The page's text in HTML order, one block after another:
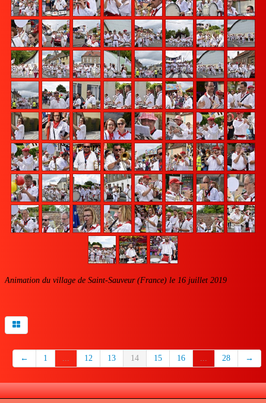
Animation du village de Saint-Sauveur (France) le 16 juillet 2019
← 1 ... 12 13 14 15 16 ... 28 →